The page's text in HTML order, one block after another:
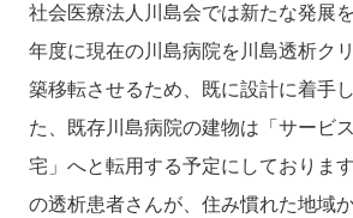
社会医療法人川島会では新たな発展
年度に現在の川島病院を川島透析ク
築移転させるため、既に設計に着手
た、既存川島病院の建物は「サービ
宅」へと転用する予定にしておりま
の透析患者さんが、住み慣れた地域